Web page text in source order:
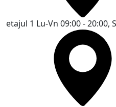
etajul 1 Lu-Vn 09:00 - 20:00,